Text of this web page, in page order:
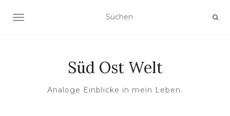
NAVIGATION UMSCHALTEN
Süd Ost Welt
Analoge Einblicke in mein Leben.